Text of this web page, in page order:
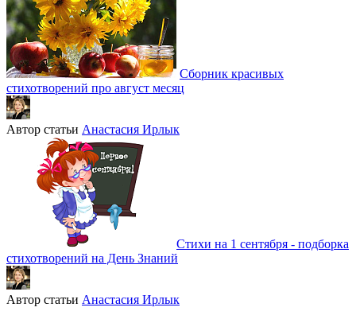
Сборник красивых
стихотворений про август месяц
Автор статьи Анастасия Ирлык
Стихи на 1 сентября - подборка
стихотворений на День Знаний
Автор статьи Анастасия Ирлык